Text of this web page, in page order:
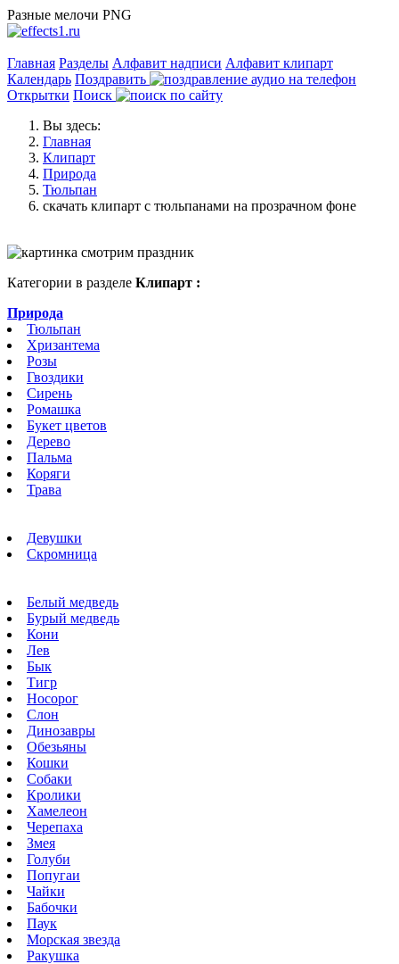
Разные мелочи PNG
Главная Разделы Алфавит надписи Алфавит клипарт
Календарь Поздравить
Открытки Поиск
Вы здесь:
Главная
Клипарт
Природа
Тюльпан
скачать клипарт с тюльпанами на прозрачном фоне
Категории в разделе Клипарт :
Природа
Тюльпан
Хризантема
Розы
Гвоздики
Сирень
Ромашка
Букет цветов
Дерево
Пальма
Коряги
Трава
Девушки
Скромница
Белый медведь
Бурый медведь
Кони
Лев
Бык
Тигр
Носорог
Слон
Динозавры
Обезьяны
Кошки
Собаки
Кролики
Хамелеон
Черепаха
Змея
Голуби
Попугаи
Чайки
Бабочки
Паук
Морская звезда
Ракушка